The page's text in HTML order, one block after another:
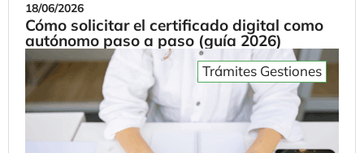
18/06/2026
Cómo solicitar el certificado digital como
autónomo paso a paso (guía 2026)
Trámites Gestiones